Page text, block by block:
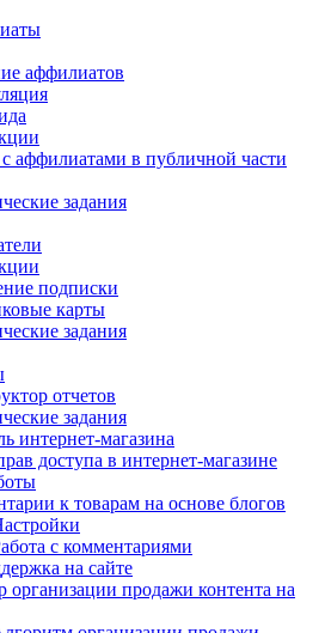
аффилиатов
с аффилиатами в публичной части
задания
подписки
карты
задания
отчетов
задания
интернет-магазина
доступа в интернет-магазине
к товарам на основе блогов
с комментариями
на сайте
организации продажи контента на